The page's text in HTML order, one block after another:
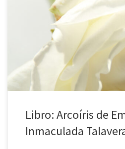
Pulsa en la imagen para ver el libro.
la esquina superior derecha o pulsa
Emociones – Inmaculada […]
Libro: Arcoíris de
Inmaculada